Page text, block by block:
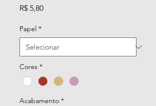
R$ 5,80Preço
Papel *
Cores *
Acabamento *